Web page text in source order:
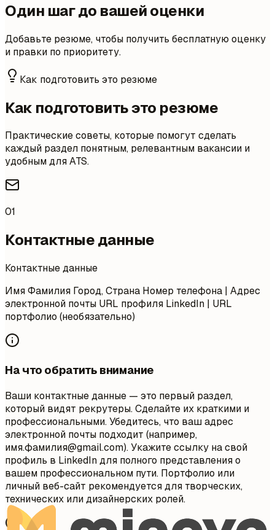
Один шаг до вашей оценки
Добавьте резюме, чтобы получить бесплатную оценку
и правки по приоритету.
Как подготовить это резюме
Как подготовить это резюме
Практические советы, которые помогут сделать
каждый раздел понятным, релевантным вакансии и
удобным для ATS.
01
Контактные данные
Контактные данные
Имя Фамилия Город, Страна Номер телефона | Адрес
электронной почты URL профиля LinkedIn | URL
портфолио (необязательно)
На что обратить внимание
Ваши контактные данные — это первый раздел,
который видят рекрутеры. Сделайте их краткими и
профессиональными. Убедитесь, что ваш адрес
электронной почты подходит (например,
имя.фамилия@gmail.com). Укажите ссылку на свой
профиль в LinkedIn для полного представления о
вашем профессиональном пути. Портфолио или
личный веб-сайт рекомендуется для творческих,
технических или дизайнерских ролей.